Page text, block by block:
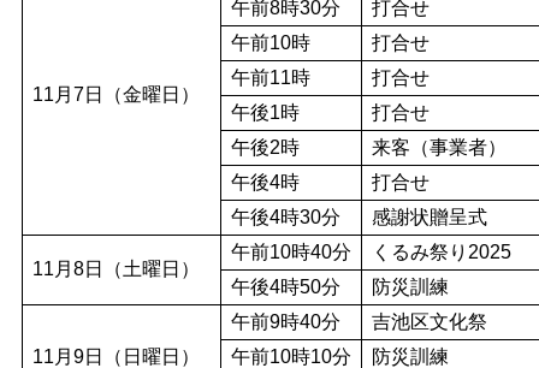
11月7日（金曜日）
午前8時30分
打合せ
午前10時
打合せ
午前11時
打合せ
午後1時
打合せ
午後2時
来客（事業者）
午後4時
打合せ
午後4時30分
感謝状贈呈式
11月8日（土曜日）
午前10時40分
くるみ祭り2025
午後4時50分
防災訓練
11月9日（日曜日）
午前9時40分
吉池区文化祭
午前10時10分
防災訓練